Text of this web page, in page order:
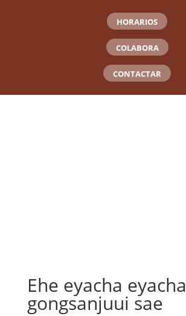
HORARIOS
COLABORA
CONTACTAR
Ehe eyacha eyacha
gongsanjuui sae